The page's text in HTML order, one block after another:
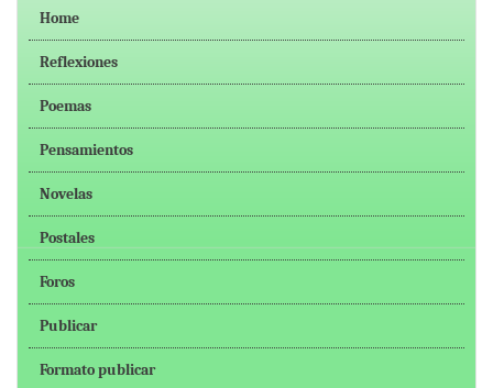
Home
Reflexiones
Poemas
Pensamientos
Novelas
Postales
Foros
Publicar
Formato publicar